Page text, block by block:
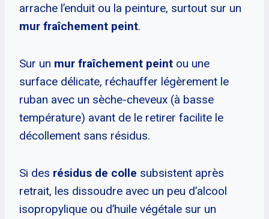
arrache l’enduit ou la peinture, surtout sur un
mur fraîchement peint.
Sur un mur fraîchement peint ou une
surface délicate, réchauffer légèrement le
ruban avec un sèche-cheveux (à basse
température) avant de le retirer facilite le
décollement sans résidus.
Si des résidus de colle subsistent après
retrait, les dissoudre avec un peu d’alcool
isopropylique ou d’huile végétale sur un